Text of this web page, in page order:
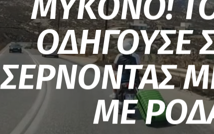
ΟΔΗΓΟΥΣΕ
ΣΕΡΝΟΝΤΑΣ
ΜΕ